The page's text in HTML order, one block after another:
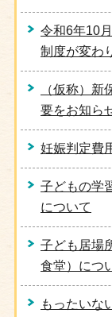
令和6年10
制度が変わ
（仮称）新
要をお知ら
妊娠判定費
子どもの学
について
子ども居場
食堂）につ
もったいな